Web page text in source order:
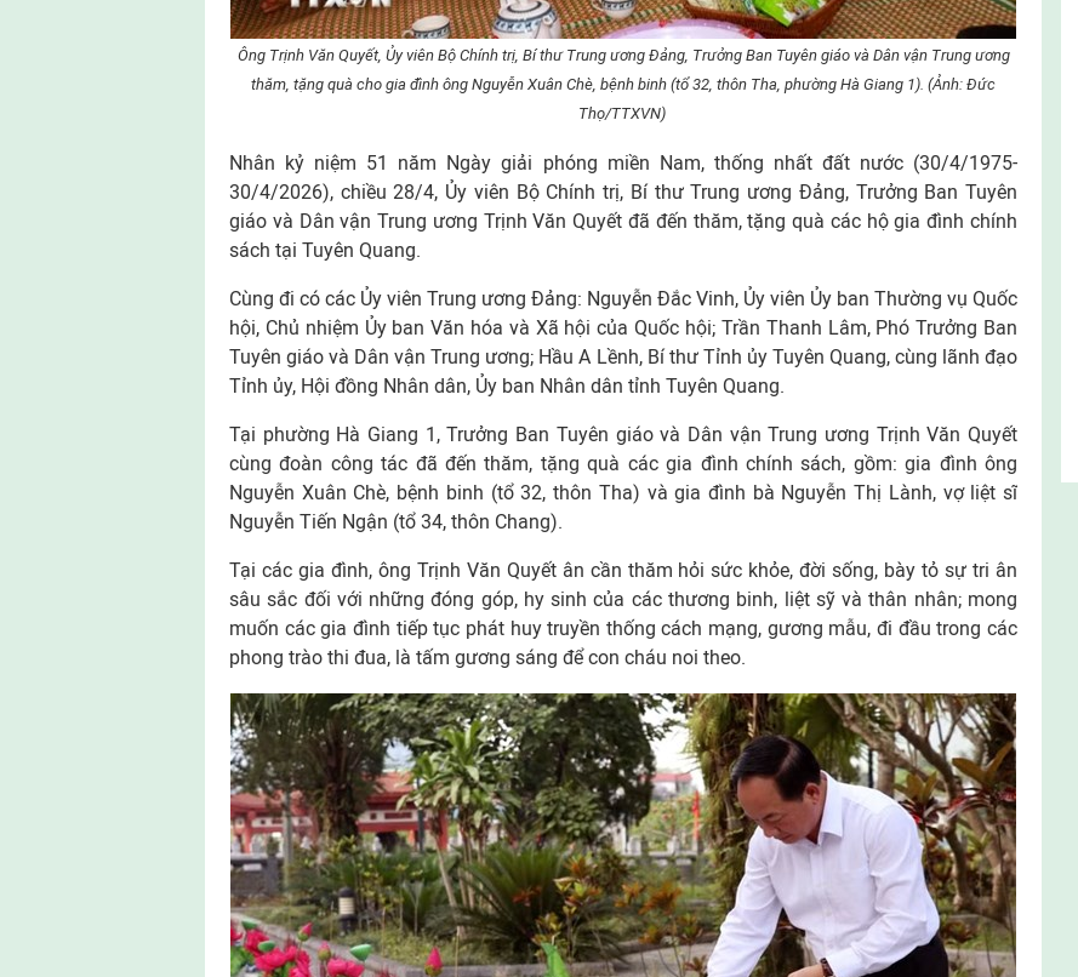
Ông Trịnh Văn Quyết, Ủy viên Bộ Chính trị, Bí thư Trung ương Đảng, Trưởng Ban Tuyên giáo và Dân vận Trung ương
thăm, tặng quà cho gia đình ông Nguyễn Xuân Chè, bệnh binh (tổ 32, thôn Tha, phường Hà Giang 1). (Ảnh: Đức
Thọ/TTXVN)
Nhân kỷ niệm 51 năm Ngày giải phóng miền Nam, thống nhất đất nước (30/4/1975-
30/4/2026), chiều 28/4, Ủy viên Bộ Chính trị, Bí thư Trung ương Đảng, Trưởng Ban Tuyên
giáo và Dân vận Trung ương Trịnh Văn Quyết đã đến thăm, tặng quà các hộ gia đình chính
sách tại Tuyên Quang.
Cùng đi có các Ủy viên Trung ương Đảng: Nguyễn Đắc Vinh, Ủy viên Ủy ban Thường vụ Quốc
hội, Chủ nhiệm Ủy ban Văn hóa và Xã hội của Quốc hội; Trần Thanh Lâm, Phó Trưởng Ban
Tuyên giáo và Dân vận Trung ương; Hầu A Lềnh, Bí thư Tỉnh ủy Tuyên Quang, cùng lãnh đạo
Tỉnh ủy, Hội đồng Nhân dân, Ủy ban Nhân dân tỉnh Tuyên Quang.
Tại phường Hà Giang 1, Trưởng Ban Tuyên giáo và Dân vận Trung ương Trịnh Văn Quyết
cùng đoàn công tác đã đến thăm, tặng quà các gia đình chính sách, gồm: gia đình ông
Nguyễn Xuân Chè, bệnh binh (tổ 32, thôn Tha) và gia đình bà Nguyễn Thị Lành, vợ liệt sĩ
Nguyễn Tiến Ngận (tổ 34, thôn Chang).
Tại các gia đình, ông Trịnh Văn Quyết ân cần thăm hỏi sức khỏe, đời sống, bày tỏ sự tri ân
sâu sắc đối với những đóng góp, hy sinh của các thương binh, liệt sỹ và thân nhân; mong
muốn các gia đình tiếp tục phát huy truyền thống cách mạng, gương mẫu, đi đầu trong các
phong trào thi đua, là tấm gương sáng để con cháu noi theo.